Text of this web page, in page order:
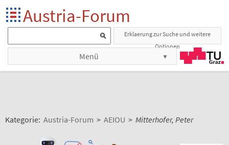
Austria-Forum
Erklaerung zur Suche und weitere
Optionen
Menü
Kategorie: Austria-Forum > AEIOU > Mitterhofer, Peter